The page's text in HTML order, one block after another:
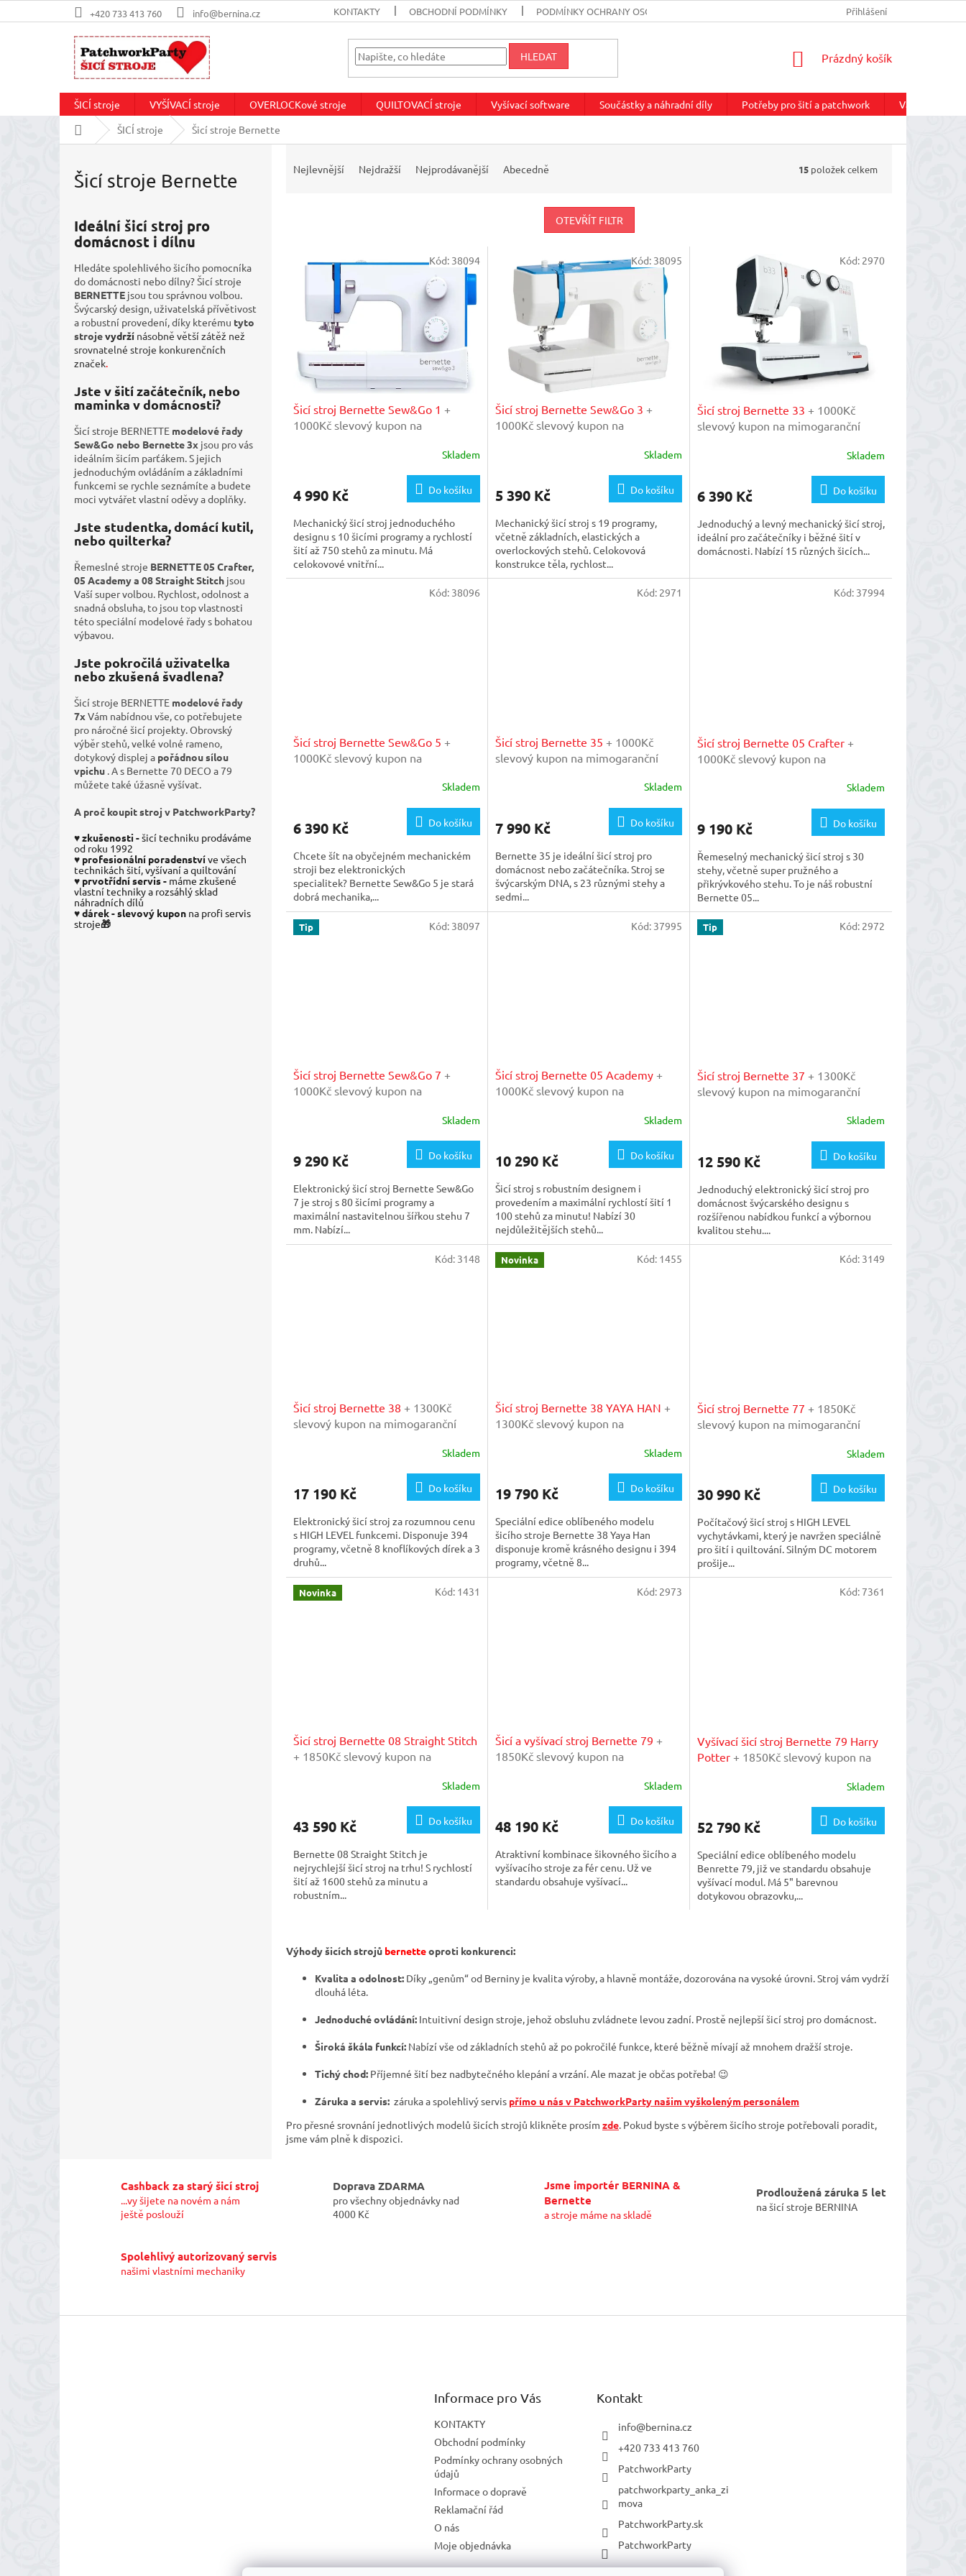
na
+420 733 413 760 info@bernina.cz KONTAKTY OBCHODNÍ PODMÍNKY PODMÍNKY OCHRANY OSOBNÝCH ÚDAJŮ INFORMACE O DOPRAVĚ REKLAMAČNÍ ŘÁD
Přihlášení
HLEDAT
NÁKUPNÍ
Prázdný košík
ŠICÍ stroje VYŠÍVACÍ stroje OVERLOCKové stroje QUILTOVACÍ stroje Vyšívací software Součástky a náhradní díly Potřeby pro šití a patchwork
Vateliny,
Domů ŠICÍ stroje Šicí stroje Bernette
Šicí stroje Bernette
Ideální šicí stroj pro
domácnost i dílnu
Hledáte spolehlivého šicího pomocníka
do domácnosti nebo dílny?Šicí stroje
BERNETTE jsou tou správnou volbou.
Švýcarský design, uživatelská přívětivost
a robustní provedení, díky kterému tyto
strojevydrží násobně větší zátěž než
srovnatelné stroje konkurenčních
značek.
Jste v šití začátečník, nebo
maminka v domácnosti?
Šicí stroje BERNETTE modelové řady
Sew&Go nebo Bernette 3x jsou pro vás
ideálním šicím parťákem. S jejich
jednoduchým ovládáním a základními
funkcemi se rychle seznámíte a budete
moci vytvářet vlastní oděvy a doplňky.
Jste studentka, domácí kutil,
nebo quilterka?
Řemeslné stroje BERNETTE 05 Crafter,
05 Academya 08 Straight Stitch jsou
Vaší super volbou. Rychlost, odolnost a
snadná obsluha, to jsou top vlastnosti
této speciální modelové řady s bohatou
výbavou.
Jste pokročilá uživatelka
nebo zkušená švadlena?
Šicí stroje BERNETTE modelové řady
7xVám nabídnou vše, co potřebujete
pro náročné šicí projekty. Obrovský
výběr stehů, velké volné rameno,
dotykový displej a pořádnou sílou
vpichu . A s Bernette 70 DECO a 79
můžete také úžasně vyšívat.
A proč koupit stroj v PatchworkParty?
♥️ zkušenosti -šicí techniku prodáváme
od roku 1992
♥️ profesionální poradenstvíve všech
technikách šití, vyšívaní a quiltování
♥️ prvotřídní servis - máme zkušené
vlastní techniky a rozsáhlý sklad
náhradních dílů
♥️ dárek - slevový kupon na profi servis
stroje🎁
Nejlevnější Nejdražší Nejprodávanější Abecedně 15 položek celkem
OTEVŘÍT FILTR
Šicí stroj Bernette Sew&Go 1 +
1000Kč slevový kupon na
Skladem
4 990 Kč Do košíku
Mechanický šicí stroj jednoduchého
designu s 10 šicími programy a rychlostí
šití až 750 stehů za minutu. Má
celokovové vnitřní...
Kód: 38094
Šicí stroj Bernette Sew&Go 3 +
1000Kč slevový kupon na
Skladem
5 390 Kč Do košíku
Mechanický šicí stroj s 19 programy,
včetně základních, elastických a
overlockových stehů. Celokovová
konstrukce těla, rychlost...
Kód: 38095
Šicí stroj Bernette 33 + 1000Kč
slevový kupon na mimogaranční
Skladem
6 390 Kč Do košíku
Jednoduchý a levný mechanický šicí stroj,
ideální pro začátečníky i běžné šití v
domácnosti. Nabízí 15 různých šicích...
Kód: 2970
Šicí stroj Bernette Sew&Go 5 +
1000Kč slevový kupon na
Skladem
6 390 Kč Do košíku
Chcete šít na obyčejném mechanickém
stroji bez elektronických
specialitek? Bernette Sew&Go 5 je stará
dobrá mechanika,...
Kód: 38096
Šicí stroj Bernette 35 + 1000Kč
slevový kupon na mimogaranční
Skladem
7 990 Kč Do košíku
Bernette 35 je ideální šicí stroj pro
domácnost nebo začátečníka. Stroj se
švýcarským DNA, s 23 různými stehy a
sedmi...
Kód: 2971
Šicí stroj Bernette 05 Crafter +
1000Kč slevový kupon na
Skladem
9 190 Kč Do košíku
Řemeselný mechanický šicí stroj s 30
stehy, včetně super pružného a
přikrývkového stehu. To je náš robustní
Bernette 05...
Kód: 37994
Tip
Šicí stroj Bernette Sew&Go 7 +
1000Kč slevový kupon na
Skladem
9 290 Kč Do košíku
Elektronický šicí stroj Bernette Sew&Go
7 je stroj s 80 šicími programy a
maximální nastavitelnou šířkou stehu 7
mm. Nabízí...
Kód: 38097
Šicí stroj Bernette 05 Academy +
1000Kč slevový kupon na
Skladem
10 290 Kč Do košíku
Šicí stroj s robustním designem i
provedením a maximální rychlostí šití 1
100 stehů za minutu! Nabízí 30
nejdůležitějších stehů...
Kód: 37995 Tip
Šicí stroj Bernette 37 + 1300Kč
slevový kupon na mimogaranční
Skladem
12 590 Kč Do košíku
Jednoduchý elektronický šicí stroj pro
domácnost švýcarského designu s
rozšířenou nabídkou funkcí a výbornou
kvalitou stehu....
Kód: 2972
Šicí stroj Bernette 38 + 1300Kč
slevový kupon na mimogaranční
Skladem
17 190 Kč Do košíku
Elektronický šicí stroj za rozumnou cenu
s HIGH LEVEL funkcemi. Disponuje 394
programy, včetně 8 knoflíkových dírek a 3
druhů...
Kód: 3148 Novinka
Šicí stroj Bernette 38 YAYA HAN +
1300Kč slevový kupon na
Skladem
19 790 Kč Do košíku
Speciální edice oblíbeného modelu
šicího stroje Bernette 38 Yaya Han
disponuje kromě krásného designu i 394
programy, včetně 8...
Kód: 1455
Šicí stroj Bernette 77 + 1850Kč
slevový kupon na mimogaranční
Skladem
30 990 Kč Do košíku
Počítačový šicí stroj s HIGH LEVEL
vychytávkami, který je navržen speciálně
pro šití i quiltování. Silným DC motorem
prošije...
Kód: 3149
Novinka
Šicí stroj Bernette 08 Straight Stitch
+ 1850Kč slevový kupon na
Skladem
43 590 Kč Do košíku
Bernette 08 Straight Stitch je
nejrychlejší šicí stroj na trhu! S rychlostí
šití až 1600 stehů za minutu a
robustním...
Kód: 1431
Šicí a vyšívací stroj Bernette 79 +
1850Kč slevový kupon na
Skladem
48 190 Kč Do košíku
Atraktivní kombinace šikovného šicího a
vyšívacího stroje za fér cenu. Už ve
standardu obsahuje vyšívací...
Kód: 2973
Vyšívací šicí stroj Bernette 79 Harry
Potter + 1850Kč slevový kupon na
Skladem
52 790 Kč Do košíku
Speciální edice oblíbeného modelu
Benrette 79, již ve standardu obsahuje
vyšívací modul. Má 5" barevnou
dotykovou obrazovku,...
Kód: 7361
d
í
r
k
v
ý
p
Výhody šicích strojů bernetteoproti konkurenci:
Kvalita a odolnost: Díky „genům“ od Berniny je kvalita výroby, a hlavně montáže, dozorována na vysoké úrovni. Stroj vám vydrží
dlouhá léta.
Jednoduché ovládání: Intuitivní design stroje, jehož obsluhu zvládnete levou zadní. Prostě nejlepší šicí stroj pro domácnost.
Široká škála funkcí: Nabízí vše od základních stehů až po pokročilé funkce, které běžně mívají až mnohem dražší stroje.
Tichý chod: Příjemné šití bez nadbytečného klepání a vrzání. Ale mazat je občas potřeba! 😉
Záruka a servis: záruka a spolehlivý servis přímo u nás v PatchworkParty našim vyškoleným personálem
Pro přesné srovnání jednotlivých modelů šicích strojů klikněte prosím zde. Pokud byste s výběrem šicího stroje potřebovali poradit,
jsme vám plně k dispozici.
Cashback za starý šicí stroj
...vy šijete na novém a nám
ještě poslouží
Doprava ZDARMA
pro všechny objednávky nad
4000 Kč
Jsme importér BERNINA &
Bernette
a stroje máme na skladě
Prodloužená záruka 5 let
na šicí stroje BERNINA
Spolehlivý autorizovaný servis
našimi vlastními mechaniky
Informace pro Vás
KONTAKTY
Obchodní podmínky
Podmínky ochrany osobných
údajů
Informace o dopravě
Reklamační řád
O nás
Moje objednávka
Kontakt
info@bernina.cz
+420 733 413 760
PatchworkParty
patchworkparty_anka_zi
mova
PatchworkParty.sk
PatchworkParty